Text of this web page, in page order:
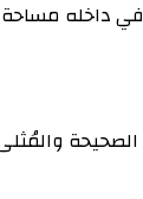
داخله